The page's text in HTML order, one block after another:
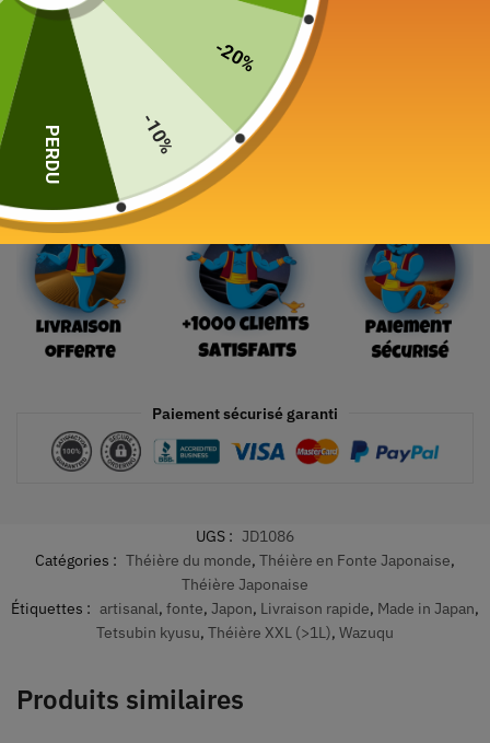
289,00
24 en stock
Ajouter au panier
Paiement sécurisé garanti
UGS : JD1086
Catégories : Théière du monde, Théière en Fonte Japonaise,
Théière Japonaise
Étiquettes : artisanal, fonte, Japon, Livraison rapide, Made in Japan,
Tetsubin kyusu, Théière XXL (>1L), Wazuqu
Produits similaires
-20%
-10%
PERDU